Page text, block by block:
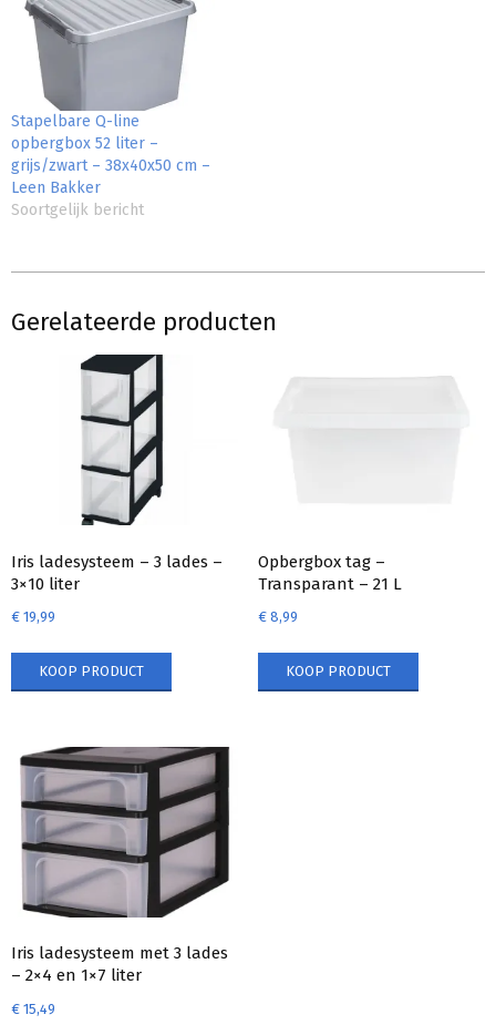
Stapelbare Q-line
opbergbox 52 liter –
grijs/zwart – 38x40x50 cm –
Leen Bakker
Soortgelijk bericht
Gerelateerde producten
Iris ladesysteem – 3 lades –
3×10 liter
€ 19,99
KOOP PRODUCT
Opbergbox tag –
Transparant – 21 L
€8,99
KOOP PRODUCT
Iris ladesysteem met 3 lades
– 2×4 en 1×7 liter
€ 15,49